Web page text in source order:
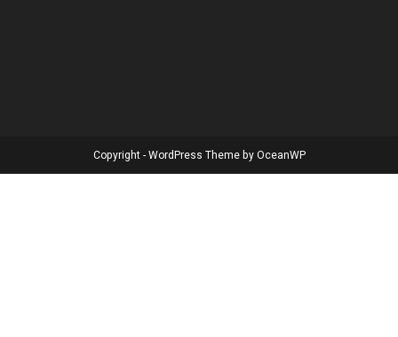
Copyright - WordPress Theme by OceanWP